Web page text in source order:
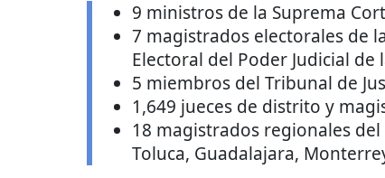
9 ministros de la Suprema
7 magistrados electorales de
Electoral del Poder Judicial de
5 miembros del Tribunal de
1,649 jueces de distrito y
18 magistrados regionales del
Toluca, Guadalajara,